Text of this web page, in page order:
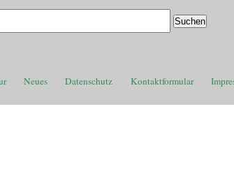
Neues Datenschutz Kontaktformular